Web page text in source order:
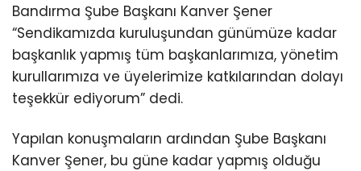
Bandırma Şube Başkanı Kanver Şener
“Sendikamızda kuruluşundan günümüze kadar
başkanlık yapmış tüm başkanlarımıza, yönetim
kurullarımıza ve üyelerimize katkılarından dolayı
teşekkür ediyorum” dedi.
Yapılan konuşmaların ardından Şube Başkanı
Kanver Şener, bu güne kadar yapmış olduğu